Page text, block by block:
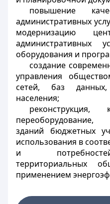
повышение
административных
модернизацию
административных
оборудования и
создание
управления
сетей, баз
населения;
реконструкция,
зданий бюджетных
использования в
и
территориальных
применением